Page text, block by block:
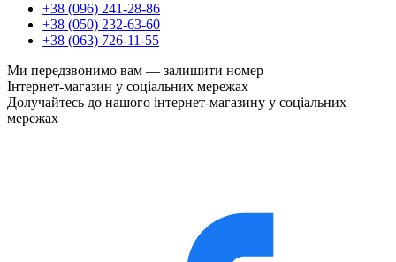
+38 (096) 241-28-86
+38 (050) 232-63-60
+38 (063) 726-11-55
Ми передзвонимо вам — залишити номер
Інтернет-магазин у соціальних мережах
Долучайтесь до нашого інтернет-магазину у соціальних
мережах